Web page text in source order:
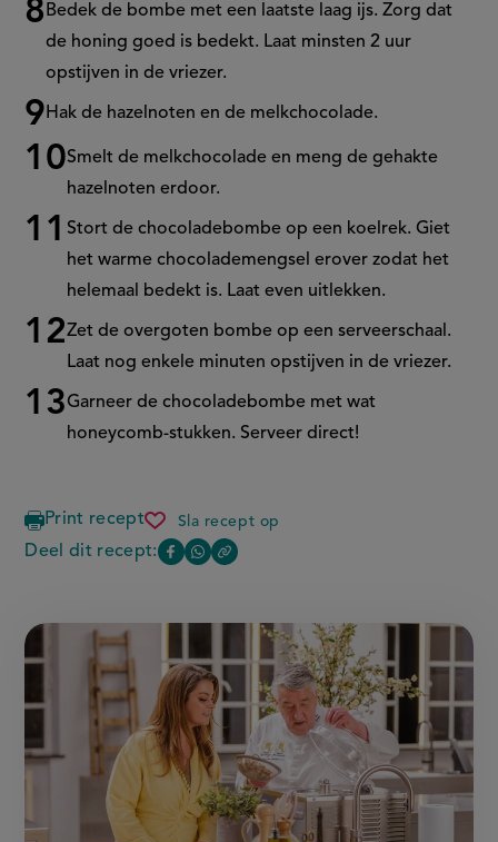
Bedek de bombe met een laatste laag ijs. Zorg dat
de honing goed is bedekt. Laat minsten 2 uur
opstijven in de vriezer.
Hak de hazelnoten en de melkchocolade.
Smelt de melkchocolade en meng de gehakte
hazelnoten erdoor.
Stort dechocoladebombe op een koelrek. Giet
het warme chocolademengsel erover zodat het
helemaal bedekt is. Laat even uitlekken.
Zet de overgoten bombe op een serveerschaal.
Laat nog enkele minuten opstijven in de vriezer.
Garneer dechocoladebombe met wat
honeycomb-stukken. Serveer direct!
Print recept Sla recept op
honeycomb-
chocoladebombe
Deel dit recept:
Deel
pagina
op
Facebook
(opent
in
nieuw
venster,
Deel
pagina
op
WhatsApp
(opent
in
nieuw
venster,
Copy
of
page